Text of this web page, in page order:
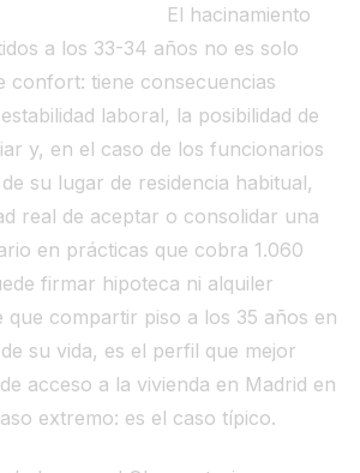
El hacinamiento
a los 33-34 años no es solo
confort: tiene consecuencias
laboral, la posibilidad de
y, en el caso de los funcionarios
su lugar de residencia habitual,
real de aceptar o consolidar una
en prácticas que cobra 1.060
firmar hipoteca ni alquiler
que compartir piso a los 35 años en
su vida, es el perfil que mejor
acceso a la vivienda en Madrid en
extremo: es el caso típico.